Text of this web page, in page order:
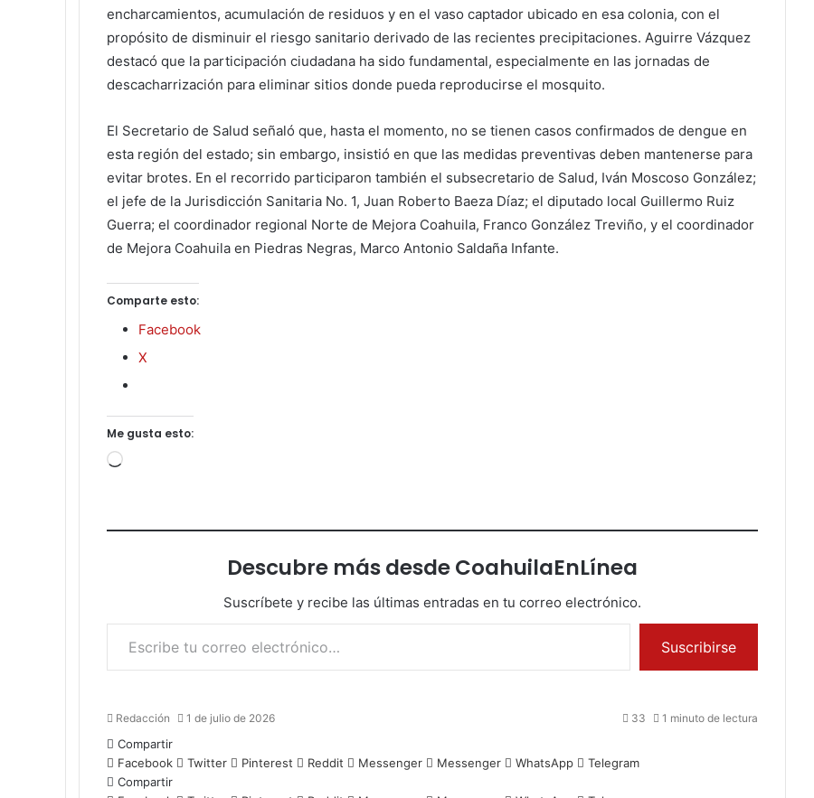
encharcamientos, acumulación de residuos y en el vaso captador ubicado en esa colonia, con el
propósito de disminuir el riesgo sanitario derivado de las recientes precipitaciones. Aguirre Vázquez
destacó que la participación ciudadana ha sido fundamental, especialmente en las jornadas de
descacharrización para eliminar sitios donde pueda reproducirse el mosquito.
El Secretario de Salud señaló que, hasta el momento, no se tienen casos confirmados de dengue en
esta región del estado; sin embargo, insistió en que las medidas preventivas deben mantenerse para
evitar brotes. En el recorrido participaron también el subsecretario de Salud, Iván Moscoso González;
el jefe de la Jurisdicción Sanitaria No. 1, Juan Roberto Baeza Díaz; el diputado local Guillermo Ruiz
Guerra; el coordinador regional Norte de Mejora Coahuila, Franco González Treviño, y el coordinador
de Mejora Coahuila en Piedras Negras, Marco Antonio Saldaña Infante.
Comparte esto:
Facebook
X
Me gusta esto:
Cargando...
Descubre más desde CoahuilaEnLínea
Suscríbete y recibe las últimas entradas en tu correo electrónico.
Escribe tu correo electrónico…
Suscribirse
Redacción 1 de julio de 2026 33 1 minuto de lectura
Compartir
Facebook
Twitter Pinterest Reddit Messenger Messenger WhatsApp
Telegram
Compartir